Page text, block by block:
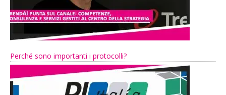
Perché sono importanti i protocolli?